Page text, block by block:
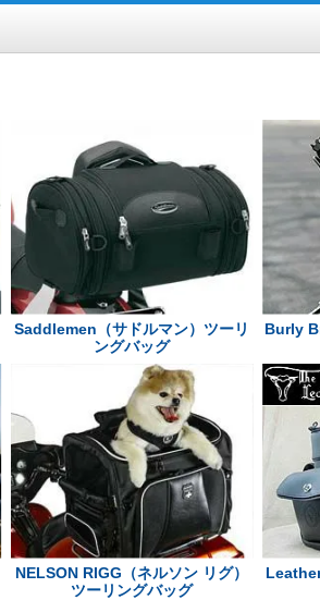
Saddlemen（サドルマン）ツーリ
ングバッグ
Burly
NELSON RIGG（ネルソン リグ）
ツーリングバッグ